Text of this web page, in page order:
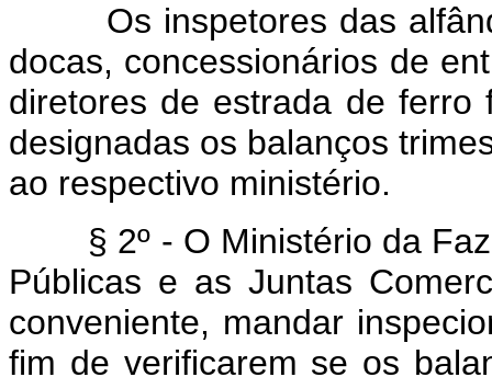
Os inspetores das
docas, concessionários de
diretores de estrada de ferro
designadas os balanços
ao respectivo ministério.
§ 2º - O Ministério da
Públicas e as Juntas
conveniente, mandar
fim de verificarem se os